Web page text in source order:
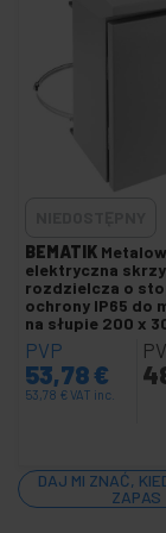
Wpuszczana
Metalowa
Kleje i kleje
Warcaby i
+
Hydraulika i
+
Narzędzia
+
Elektronika i
+
Narzędzia
+
Mechanizmy
+
BEMATIK
elektryczna
rozdzielcza o
ochrony IP65 do
na słupie 200 x
mm
PVP
53,78€
53,78 €VAT inc.
DAJ MI ZNAĆ,
ZAPAS